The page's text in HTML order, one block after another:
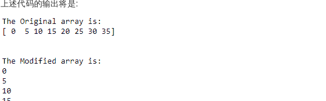
上述代码的输出将是: